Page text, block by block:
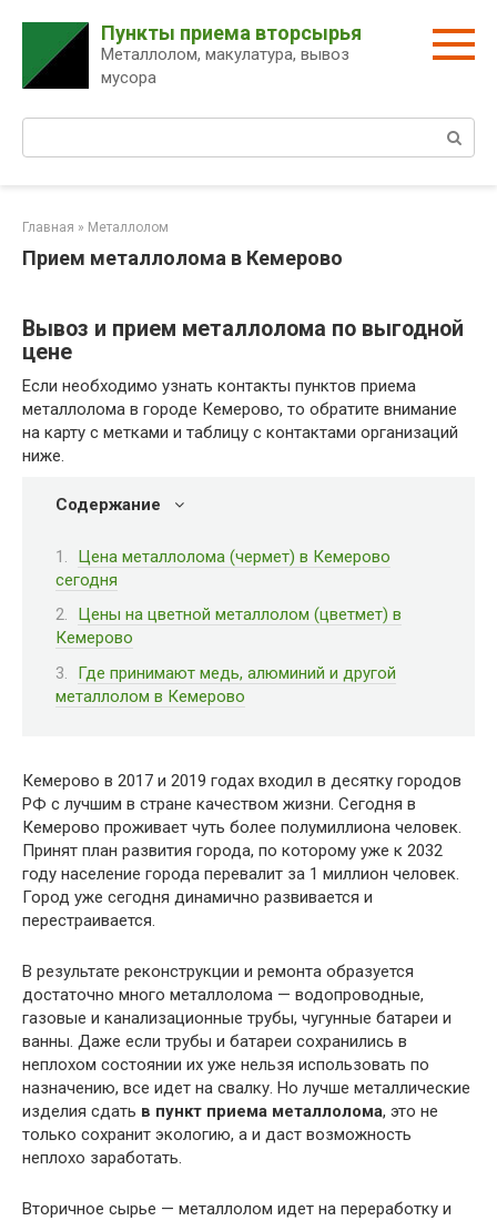
контенту
Пункты приема вторсырья
Металлолом, макулатура, вывоз
мусора
Главная » Металлолом
Прием металлолома в Кемерово
Вывоз и прием металлолома по выгодной
цене
Если необходимо узнать контакты пунктов приема
металлолома в городе Кемерово, то обратите внимание
на карту с метками и таблицу с контактами организаций
ниже.
Содержание
Цена металлолома (чермет) в Кемерово
сегодня
Цены на цветной металлолом (цветмет) в
Кемерово
Где принимают медь, алюминий и другой
металлолом в Кемерово
Кемерово в 2017 и 2019 годах входил в десятку городов
РФ с лучшим в стране качеством жизни. Сегодня в
Кемерово проживает чуть более полумиллиона человек.
Принят план развития города, по которому уже к 2032
году население города перевалит за 1 миллион человек.
Город уже сегодня динамично развивается и
перестраивается.
В результате реконструкции и ремонта образуется
достаточно много металлолома — водопроводные,
газовые и канализационные трубы, чугунные батареи и
ванны. Даже если трубы и батареи сохранились в
неплохом состоянии их уже нельзя использовать по
назначению, все идет на свалку. Но лучше металлические
изделия сдать в пункт приема металлолома, это не
только сохранит экологию, а и даст возможность
неплохо заработать.
Вторичное сырье — металлолом идет на переработку и